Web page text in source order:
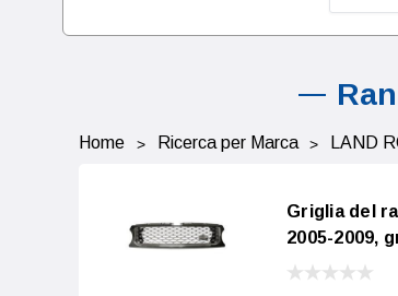
Home Ricerca per Marca LAND
Griglia del
2005-2009,